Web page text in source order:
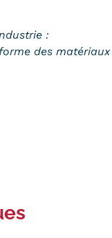
:
des matériaux